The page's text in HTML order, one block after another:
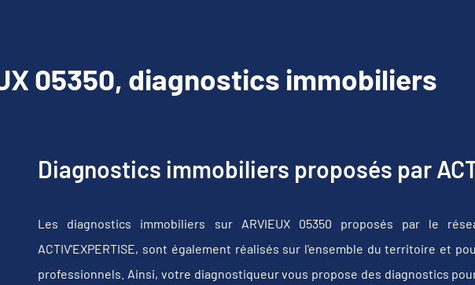
05350, diagnostics immobiliers
Diagnostics immobiliers proposés par
Les diagnostics immobiliers sur ARVIEUX 05350 proposés par le
ACTIV'EXPERTISE, sont également réalisés sur l'ensemble du territoire et
professionnels. Ainsi, votre diagnostiqueur vous propose des diagnostics